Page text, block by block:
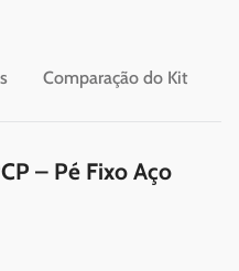
Comparação do Kit
– Pé Fixo Aço